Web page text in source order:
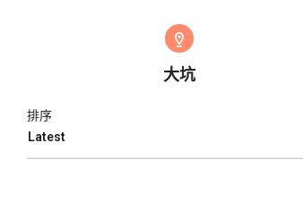
大坑
Latest
排序